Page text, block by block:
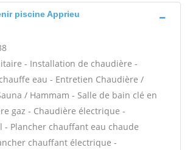
piscine Apprieu
- Installation de chaudière -
eau - Entretien Chaudière /
/ Hammam - Salle de bain clé en
gaz - Chaudière électrique -
- Plancher chauffant eau chaude
chauffant électrique -